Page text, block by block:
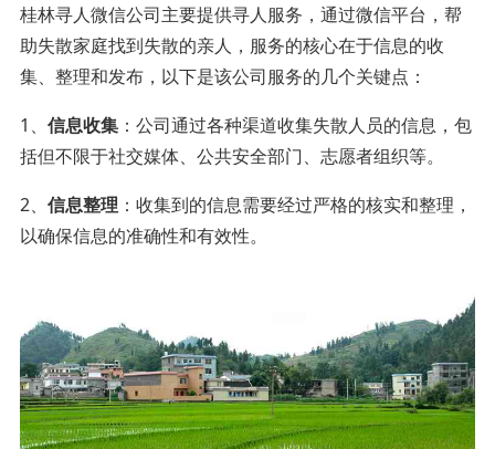
桂林寻人微信公司主要提供寻人服务，通过微信平台，帮
助失散家庭找到失散的亲人，服务的核心在于信息的收
集、整理和发布，以下是该公司服务的几个关键点：
1、 信息收集：公司通过各种渠道收集失散人员的信息，包
括但不限于社交媒体、公共安全部门、志愿者组织等。
2、 信息整理 ：收集到的信息需要经过严格的核实和整理，
以确保信息的准确性和有效性。